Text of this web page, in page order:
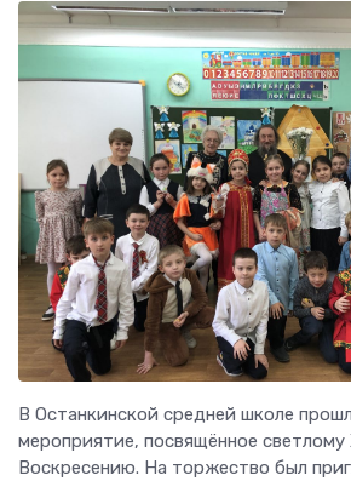
В Останкинской средней школе
мероприятие, посвящённое
Воскресению. На торжество был